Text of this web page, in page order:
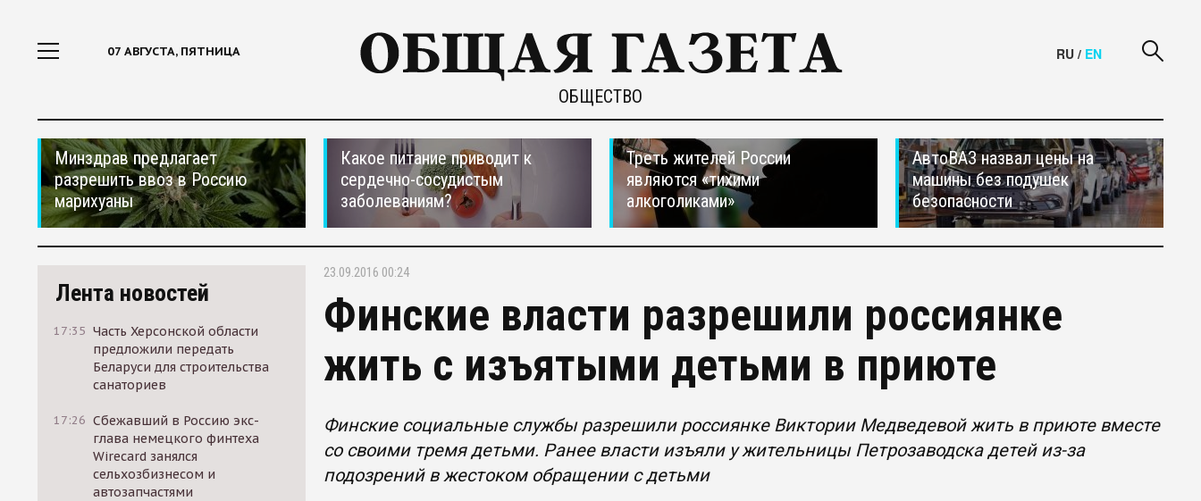
07 АВГУСТА, ПЯТНИЦА
ОБЩЕСТВО
RU / EN
Минздрав предлагает
разрешить ввоз в Россию
марихуаны
Какое питание приводит к
сердечно-сосудистым
заболеваниям?
Треть жителей России
являются «тихими
алкоголиками»
АвтоВАЗ назвал цены на
машины без подушек
безопасности
Лента новостей
17:35 Часть Херсонской области
предложили передать
Беларуси для строительства
санаториев
17:26 Сбежавший в Россию экс-
глава немецкого финтеха
Wirecard занялся
сельхозбизнесом и
автозапчастями
23.09.2016 00:24
Финские власти разрешили россиянке
жить с изъятыми детьми в приюте
Финские социальные службы разрешили россиянке Виктории Медведевой жить в приюте вместе
со своими тремя детьми. Ранее власти изъяли у жительницы Петрозаводска детей из-за
подозрений в жестоком обращении с детьми